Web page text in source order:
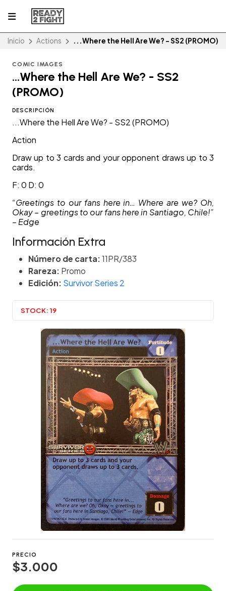
Inicio Actions ...Where the Hell Are We? - SS2 (PROMO)
COMIC IMAGES
...Where the Hell Are We? - SS2
(PROMO)
DESCRIPCIÓN
...Where the Hell Are We? - SS2 (PROMO)
Action
Draw up to 3 cards and your opponent draws up to 3
cards.
F: 0 D: 0
“Greetings to our fans here in… Where are we? Oh,
Okay – greetings to our fans here in Santiago, Chile!”
– Edge
Información Extra
Número de carta:11PR/383
Rareza: Promo
Edición: Survivor Series 2
STOCK: 19
PRECIO
$3.000